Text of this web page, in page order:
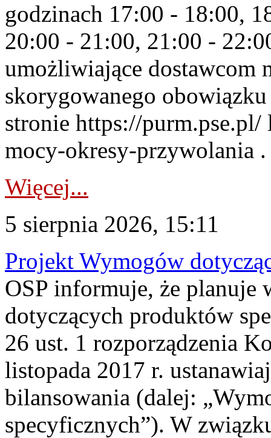
godzinach 17:00 - 18:00,
20:00 - 21:00, 21:00 -
umożliwiające dostawcom
skorygowanego
stronie https://
mocy-okresy-przywolania
Więcej...
5 sierpnia 2026, 15:11
Projekt Wymogów
OSP informuje, że planuje
dotyczących produktów
26 ust. 1 rozporządzenia
listopada 2017 r.
bilansowania (dalej:
specyficznych”). W